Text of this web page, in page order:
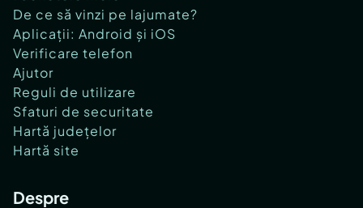
De ce să vinzi pe lajumate?
Aplicații: Android și iOS
Verificare telefon
Ajutor
Reguli de utilizare
Sfaturi de securitate
Hartă județelor
Hartă site
Despre